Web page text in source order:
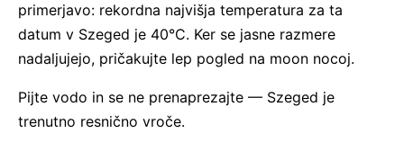
primerjavo: rekordna najvišja temperatura za ta
datum v Szeged je 40°C. Ker se jasne razmere
nadaljujejo, pričakujte lep pogled na moon nocoj.
Pijte vodo in se ne prenaprezajte — Szeged je
trenutno resnično vroče.